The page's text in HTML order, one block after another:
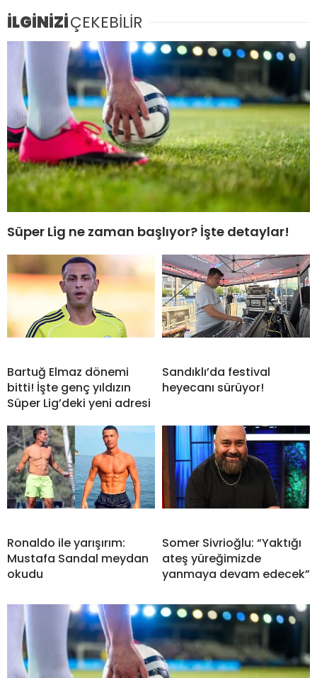
İLGİNİZİÇEKEBİLİR
Süper Lig ne zaman başlıyor? İşte detaylar!
Bartuğ Elmaz dönemi
bitti! İşte genç yıldızın
Süper Lig’deki yeni adresi
Sandıklı’da festival
heyecanı sürüyor!
Ronaldo ile yarışırım:
Mustafa Sandal meydan
okudu
Somer Sivrioğlu: “Yaktığı
ateş yüreğimizde
yanmaya devam edecek”